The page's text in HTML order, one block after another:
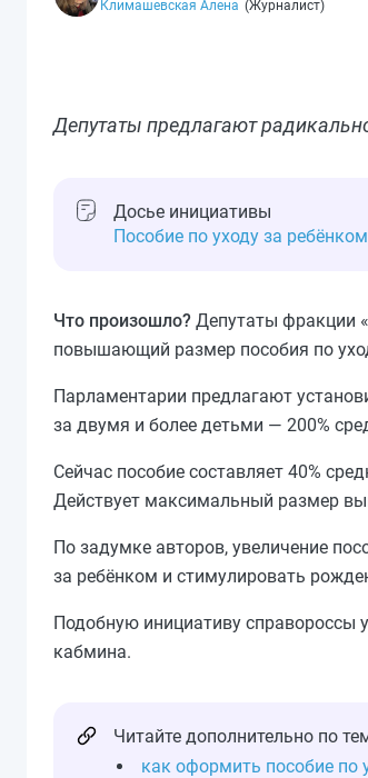
Климашевская Алена (Журналист)
Депутаты предлагают
Досье инициативы
Пособие по уходу за
Что произошло? Депутаты фракции
повышающий размер пособия по
Парламентарии предлагают
за двумя и более детьми — 200%
Сейчас пособие составляет 40%
Действует максимальный размер
По задумке авторов, увеличение
за ребёнком и стимулировать
Подобную инициативу справороссы
кабмина.
Читайте дополнительно по
как оформить пособие по